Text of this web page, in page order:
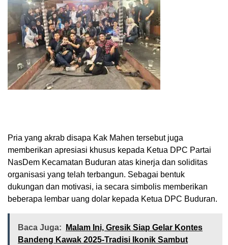
Pria yang akrab disapa Kak Mahen tersebut juga
memberikan apresiasi khusus kepada Ketua DPC Partai
NasDem Kecamatan Buduran atas kinerja dan soliditas
organisasi yang telah terbangun. Sebagai bentuk
dukungan dan motivasi, ia secara simbolis memberikan
beberapa lembar uang dolar kepada Ketua DPC Buduran.
Baca Juga:
Malam Ini, Gresik Siap Gelar Kontes
Bandeng Kawak 2025-Tradisi Ikonik Sambut